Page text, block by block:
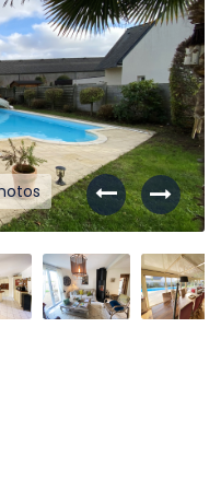
avis Nos outils